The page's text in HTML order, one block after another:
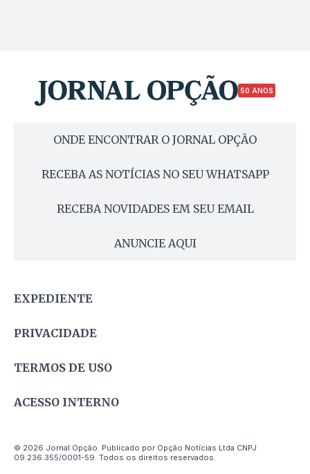
50 ANOS
ONDE ENCONTRAR O JORNAL OPÇÃO
RECEBA AS NOTÍCIAS NO SEU WHATSAPP
RECEBA NOVIDADES EM SEU EMAIL
ANUNCIE AQUI
EXPEDIENTE
PRIVACIDADE
TERMOS DE USO
ACESSO INTERNO
© 2026 Jornal Opção. Publicado por Opção Notícias Ltda CNPJ
09.236.355/0001-59. Todos os direitos reservados.